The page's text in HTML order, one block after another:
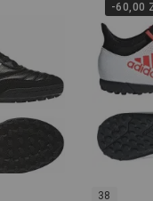
-60,00
38